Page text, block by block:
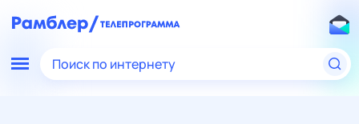
Поиск по интернету